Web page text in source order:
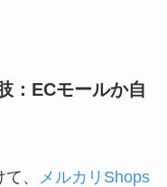
：ECモールか自
、
メルカリShops